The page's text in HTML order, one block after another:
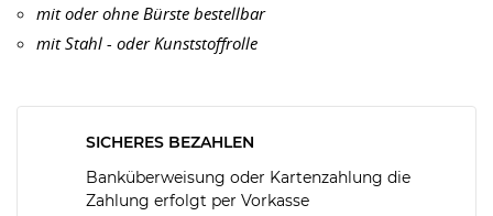
mit oder ohne Bürste bestellbar
mit Stahl - oder Kunststoffrolle
SICHERES BEZAHLEN
Banküberweisung oder Kartenzahlung die
Zahlung erfolgt per Vorkasse